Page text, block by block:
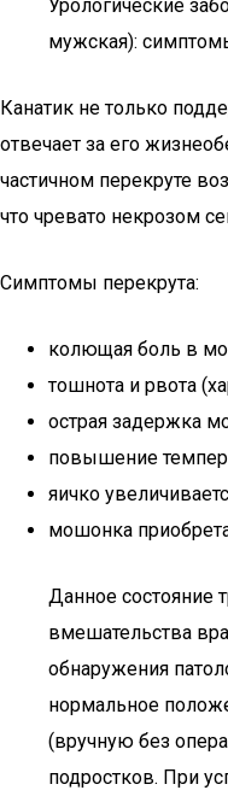
Урологические
мужская):
Канатик не только
отвечает за его
частичном перекруте
что чревато некрозом
Симптомы перекрута:
колющая боль в
тошнота и рвота
острая задержка
повышение
яичко
мошонка
Данное состояние
вмешательства
обнаружения
нормальное
(вручную без
подростков. При